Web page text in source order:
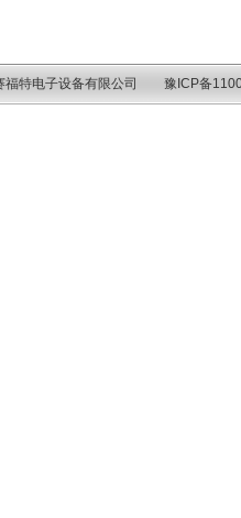
福特电子设备有限公司 豫ICP备